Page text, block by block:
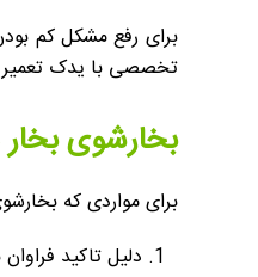
برای رفع مشکل کم
تخصصی با یدک تعمیر
بخارشوی
برای مواردی که
دلیل تاکید